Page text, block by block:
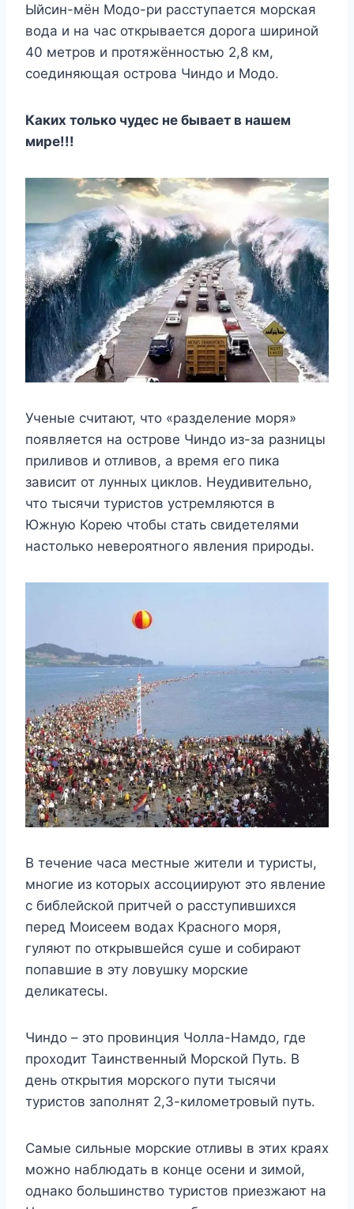
Ыйсин-мён Модо-ри расступается морская
вода и на час открывается дорога шириной
40 метров и протяжённостью 2,8 км,
соединяющая острова Чиндо и Модо.
Каких только чудес не бывает в нашем
мире!!!
Ученые считают, что «разделение моря»
появляется на острове Чиндо из-за разницы
приливов и отливов, а время его пика
зависит от лунных циклов. Неудивительно,
что тысячи туристов устремляются в
Южную Корею чтобы стать свидетелями
настолько невероятного явления природы.
В течение часа местные жители и туристы,
многие из которых ассоциируют это явление
с библейской притчей о расступившихся
перед Моисеем водах Красного моря,
гуляют по открывшейся суше и собирают
попавшие в эту ловушку морские
деликатесы.
Чиндо – это провинция Чолла-Намдо, где
проходит Таинственный Морской Путь. В
день открытия морского пути тысячи
туристов заполнят 2,3-километровый путь.
Самые сильные морские отливы в этих краях
можно наблюдать в конце осени и зимой,
однако большинство туристов приезжают на